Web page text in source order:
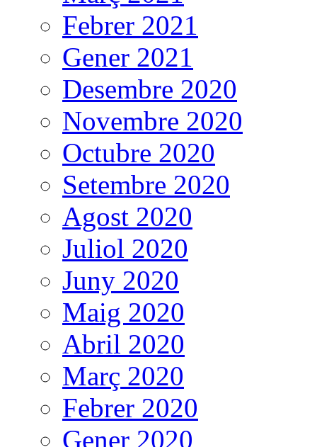
Febrer 2021
Gener 2021
Desembre 2020
Novembre 2020
Octubre 2020
Setembre 2020
Agost 2020
Juliol 2020
Juny 2020
Maig 2020
Abril 2020
Març 2020
Febrer 2020
Gener 2020